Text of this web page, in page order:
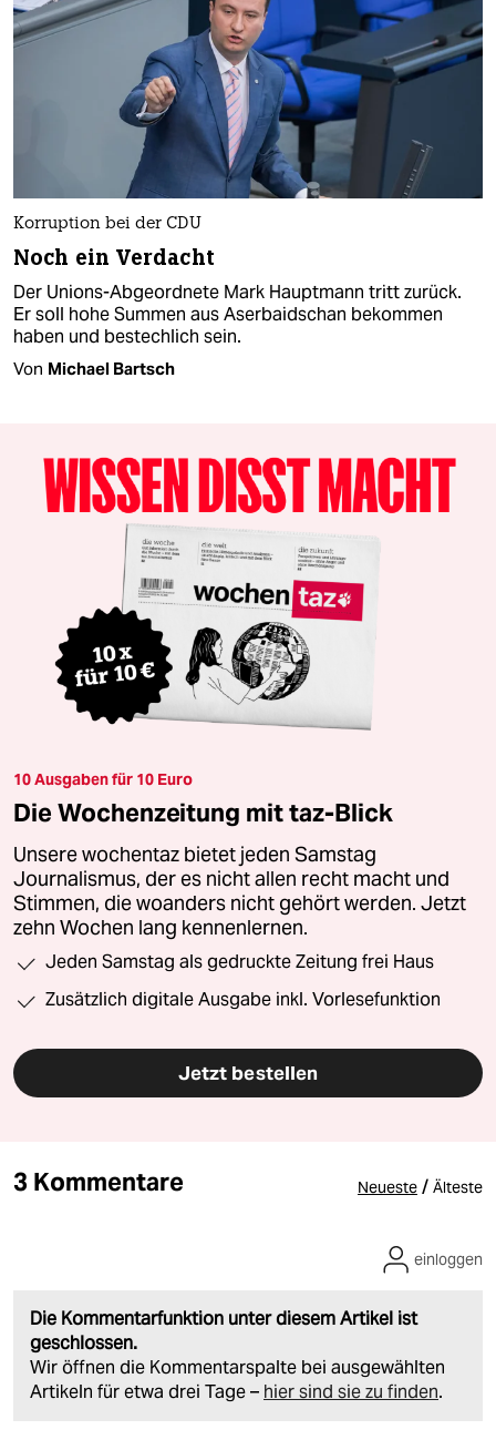
Korruption bei der CDU
Noch ein Verdacht
Der Unions-Abgeordnete Mark Hauptmann tritt zurück.
Er soll hohe Summen aus Aserbaidschan bekommen
haben und bestechlich sein.
Von Michael Bartsch
10 Ausgaben für 10 Euro
Die Wochenzeitung mit taz-Blick
Unsere wochentaz bietet jeden Samstag
Journalismus, der es nicht allen recht macht und
Stimmen, die woanders nicht gehört werden. Jetzt
zehn Wochen lang kennenlernen.
Jeden Samstag als gedruckte Zeitung frei Haus
Zusätzlich digitale Ausgabe inkl. Vorlesefunktion
Jetzt bestellen
3 Kommentare Neueste / Älteste
Die Kommentarfunktion unter diesem Artikel ist
geschlossen.
Wir öffnen die Kommentarspalte bei ausgewählten
Artikeln für etwa drei Tage – hier sind sie zu finden.
einloggen